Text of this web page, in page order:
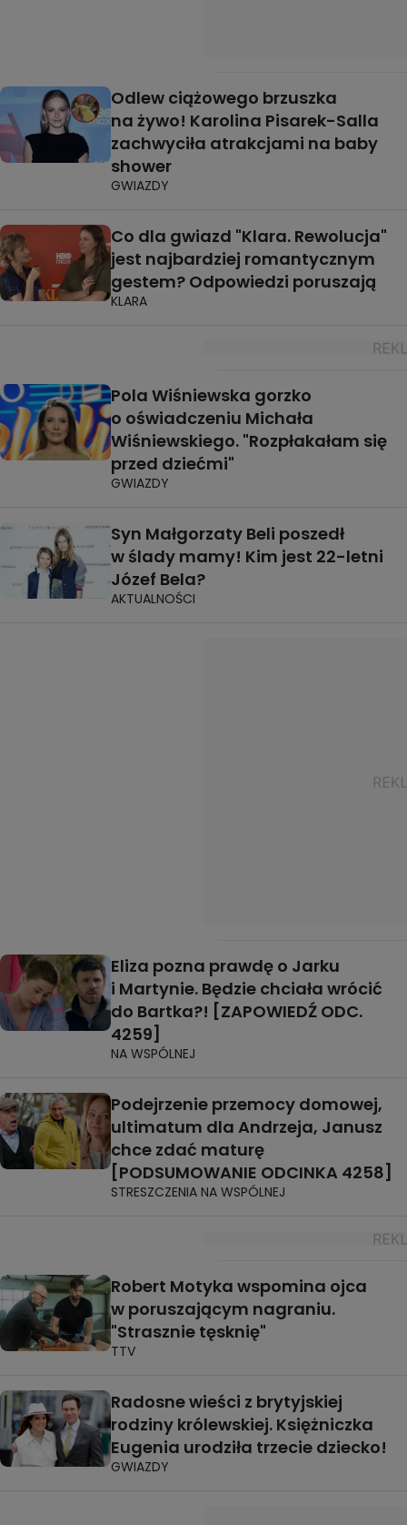
Odlew ciążowego brzuszka
na żywo! Karolina Pisarek-Salla
zachwyciła atrakcjami na baby
shower
GWIAZDY
Co dla gwiazd "Klara. Rewolucja"
jest najbardziej romantycznym
gestem? Odpowiedzi poruszają
KLARA
Pola Wiśniewska gorzko
o oświadczeniu Michała
Wiśniewskiego. "Rozpłakałam się
przed dziećmi"
GWIAZDY
Syn Małgorzaty Beli poszedł
w ślady mamy! Kim jest 22-letni
Józef Bela?
AKTUALNOŚCI
Eliza pozna prawdę o Jarku
i Martynie. Będzie chciała wrócić
do Bartka?! [ZAPOWIEDŹ ODC.
4259]
NA WSPÓLNEJ
Podejrzenie przemocy domowej,
ultimatum dla Andrzeja, Janusz
chce zdać maturę
[PODSUMOWANIE ODCINKA 4258]
STRESZCZENIA NA WSPÓLNEJ
Robert Motyka wspomina ojca
w poruszającym nagraniu.
"Strasznie tęsknię"
TTV
Radosne wieści z brytyjskiej
rodziny królewskiej. Księżniczka
Eugenia urodziła trzecie dziecko!
GWIAZDY